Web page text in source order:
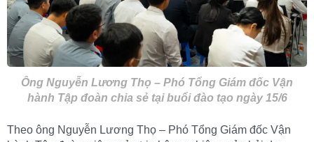
Ông Nguyễn Lương Thọ – Phó Tổng Giám đốc Vận
hành Tập đoàn chia sẻ tại buổi đào tạo ngày 15/6
Theo ông Nguyễn Lương Thọ – Phó Tổng Giám đốc Vận